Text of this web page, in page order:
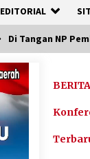
EDITORIAL
Di Tangan NP